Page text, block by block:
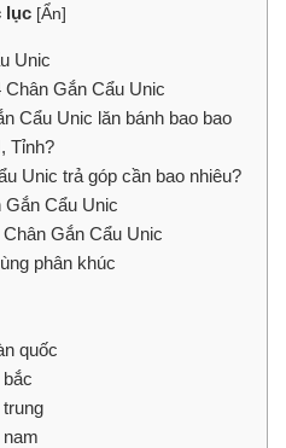
lục [Ẩn]
Unic
Gắn Cẩu Unic
Cẩu Unic lăn bánh bao bao
Tỉnh?
Unic trả góp cần bao nhiêu?
Cẩu Unic
Gắn Cẩu Unic
phân khúc
quốc